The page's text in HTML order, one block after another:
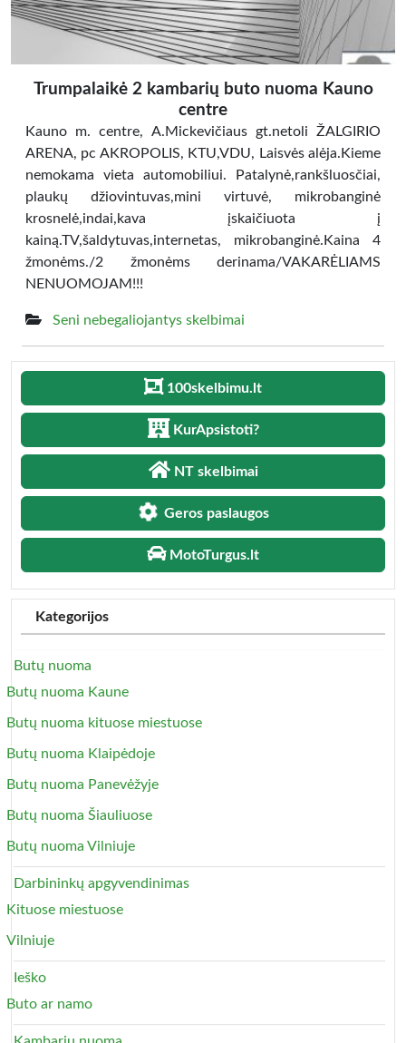
Trumpalaikė 2 kambarių buto nuoma Kauno
centre
Kauno m. centre, A.Mickevičiaus gt.netoli ŽALGIRIO
ARENA, pc AKROPOLIS, KTU,VDU, Laisvės alėja.Kieme
nemokama vieta automobiliui. Patalynė,rankšluosčiai,
plaukų džiovintuvas,mini virtuvė, mikrobanginė
krosnelė,indai,kava įskaičiuota į
kainą.TV,šaldytuvas,internetas, mikrobanginė.Kaina 4
žmonėms./2 žmonėms derinama/VAKARĖLIAMS
NENUOMOJAM!!!
Seni nebegaliojantys skelbimai
100skelbimu.lt
KurApsistoti?
NT skelbimai
Geros paslaugos
MotoTurgus.lt
Kategorijos
Butų nuoma
Butų nuoma Kaune
Butų nuoma kituose miestuose
Butų nuoma Klaipėdoje
Butų nuoma Panevėžyje
Butų nuoma Šiauliuose
Butų nuoma Vilniuje
Darbininkų apgyvendinimas
Kituose miestuose
Vilniuje
Ieško
Buto ar namo